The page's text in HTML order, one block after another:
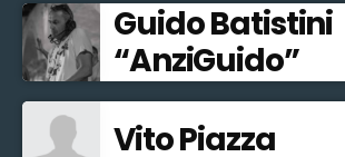
Guido Batistini
“AnziGuido”
Vito Piazza